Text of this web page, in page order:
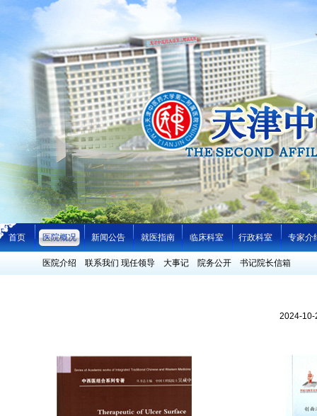
首页 医院概况 新闻公告 就医指南 临床科室 行政科室 专家介
医院介绍 联系我们 现任领导 大事记 院务公开 书记院长信箱
2024-10-